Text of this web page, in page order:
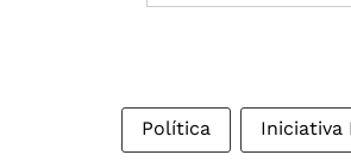
Política Iniciativa